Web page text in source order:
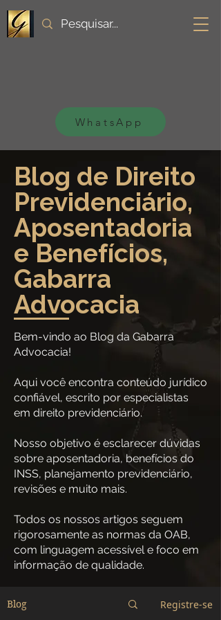
WhatsApp
Blog de Direito
Previdenciário,
Aposentadoria
e Benefícios,
Gabarra
Advocacia
Bem-vindo ao Blog da Gabarra
Advocacia!
Aqui você encontra conteúdo jurídico
confiável, escrito por especialistas
em direito previdenciário.
Nosso objetivo é esclarecer dúvidas
sobre aposentadoria, benefícios do
INSS, planejamento previdenciário,
revisões e muito mais.
Todos os nossos artigos seguem
rigorosamente as normas da OAB,
com linguagem acessível e foco em
informação de qualidade.
Blog Registre-se